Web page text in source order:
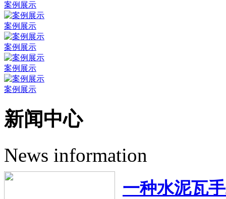
案例展示
案例展示
案例展示
案例展示
案例展示
新闻中心
News information
一种水泥瓦